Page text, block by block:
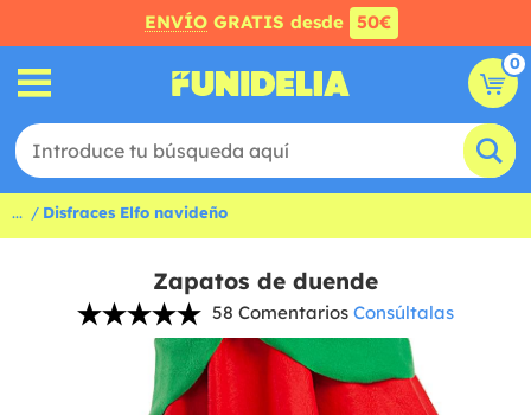
ENVÍO GRATIS desde 50€
0
... Disfraces Elfo navideño
Zapatos de duende
58 Comentarios Consúltalas